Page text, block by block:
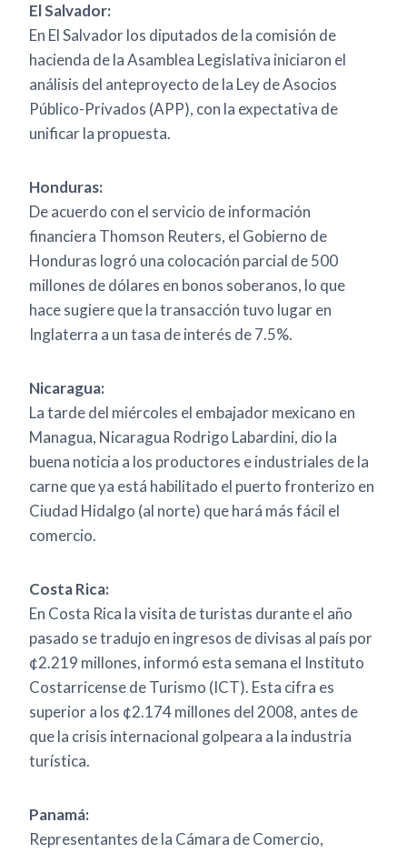
El Salvador:
En El Salvador los diputados de la comisión de
hacienda de la Asamblea Legislativa iniciaron el
análisis del anteproyecto de la Ley de Asocios
Público-Privados (APP), con la expectativa de
unificar la propuesta.
Honduras:
De acuerdo con el servicio de información
financiera Thomson Reuters, el Gobierno de
Honduras logró una colocación parcial de 500
millones de dólares en bonos soberanos, lo que
hace sugiere que la transacción tuvo lugar en
Inglaterra a un tasa de interés de 7.5%.
Nicaragua:
La tarde del miércoles el embajador mexicano en
Managua, Nicaragua Rodrigo Labardini, dio la
buena noticia a los productores e industriales de la
carne que ya está habilitado el puerto fronterizo en
Ciudad Hidalgo (al norte) que hará más fácil el
comercio.
Costa Rica:
En Costa Rica la visita de turistas durante el año
pasado se tradujo en ingresos de divisas al país por
¢2.219 millones, informó esta semana el Instituto
Costarricense de Turismo (ICT). Esta cifra es
superior a los ¢2.174 millones del 2008, antes de
que la crisis internacional golpeara a la industria
turística.
Panamá:
Representantes de la Cámara de Comercio,